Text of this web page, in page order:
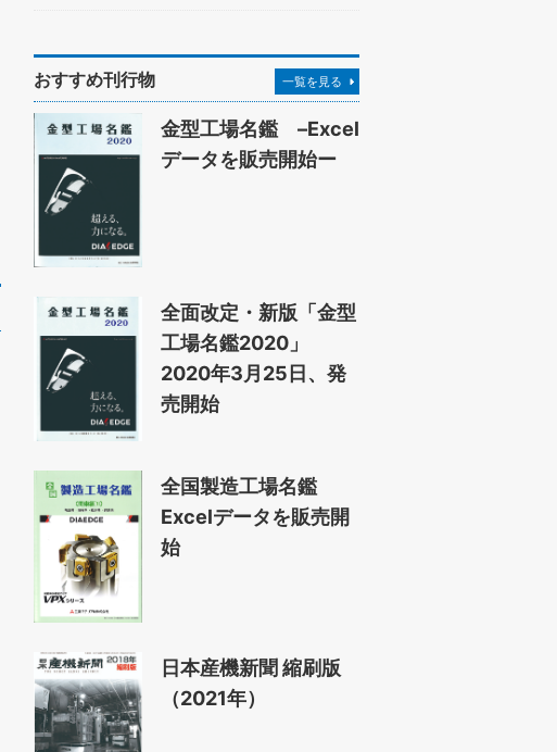
おすすめ刊行物 一覧を見る
金型工場名鑑 –Excel
データを販売開始ー
全面改定・新版「金型
工場名鑑2020」
2020年3月25日、発
売開始
全国製造工場名鑑
Excelデータを販売開
始
日本産機新聞 縮刷版
（2021年）